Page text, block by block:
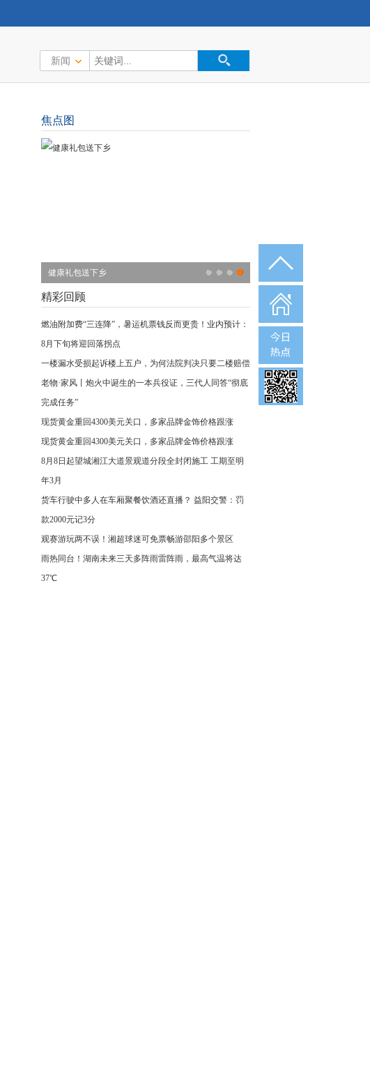
新闻
焦点图
健康礼包送下乡
精彩回顾
燃油附加费“三连降”，暑运机票钱反而更贵！业内预计：
8月下旬将迎回落拐点
一楼漏水受损起诉楼上五户，为何法院判决只要二楼赔偿
老物·家风丨炮火中诞生的一本兵役证，三代人同答“彻底
完成任务”
现货黄金重回4300美元关口，多家品牌金饰价格跟涨
现货黄金重回4300美元关口，多家品牌金饰价格跟涨
8月8日起望城湘江大道景观道分段全封闭施工 工期至明
年3月
货车行驶中多人在车厢聚餐饮酒还直播？ 益阳交警：罚
款2000元记3分
观赛游玩两不误！湘超球迷可免票畅游邵阳多个景区
雨热同台！湖南未来三天多阵雨雷阵雨，最高气温将达
37℃